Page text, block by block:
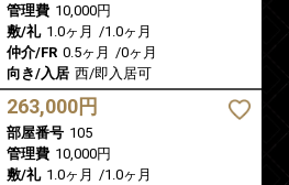
管理費 10,000円
敷/礼 1.0ヶ月 /1.0ヶ月
仲介/FR 0.5ヶ月 /0ヶ月
向き/入居 西/即入居可
263,000円
部屋番号 105
管理費 10,000円
敷/礼 1.0ヶ月 /1.0ヶ月